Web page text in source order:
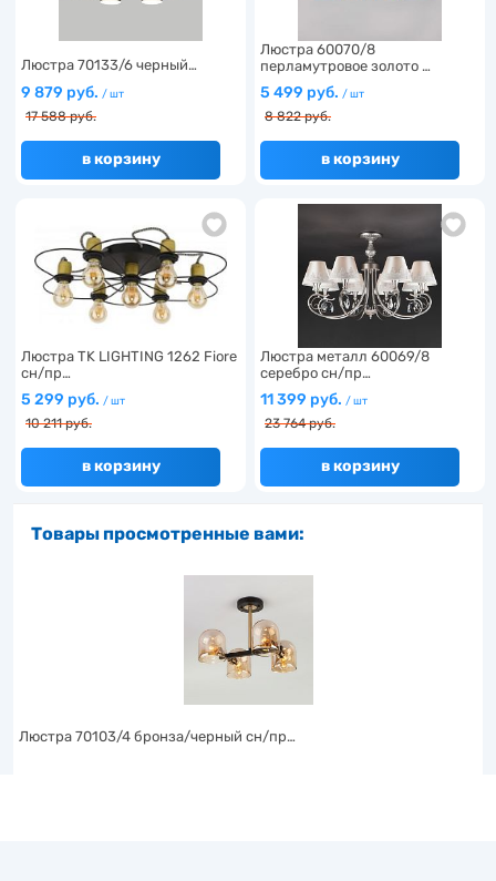
Люстра 70133/6 черный…
9 879 руб. / шт
17 588 руб.
в корзину
Люстра 60070/8
перламутровое золото …
5 499 руб. / шт
8 822 руб.
в корзину
Люстра TK LIGHTING 1262 Fiore
сн/пр…
5 299 руб. / шт
10 211 руб.
в корзину
Люстра металл 60069/8
серебро сн/пр…
11 399 руб. / шт
23 764 руб.
в корзину
Товары просмотренные вами:
Люстра 70103/4 бронза/черный сн/пр…